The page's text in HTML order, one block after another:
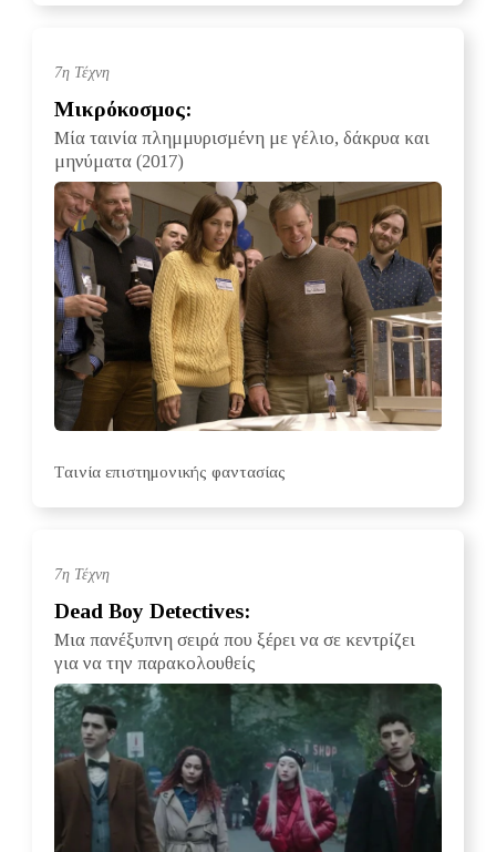
7η Τέχνη
Μικρόκοσμος:
Μία ταινία πλημμυρισμένη με γέλιο, δάκρυα και
μηνύματα (2017)
Tαινία επιστημονικής φαντασίας
7η Τέχνη
Dead Boy Detectives:
Μια πανέξυπνη σειρά που ξέρει να σε κεντρίζει
για να την παρακολουθείς